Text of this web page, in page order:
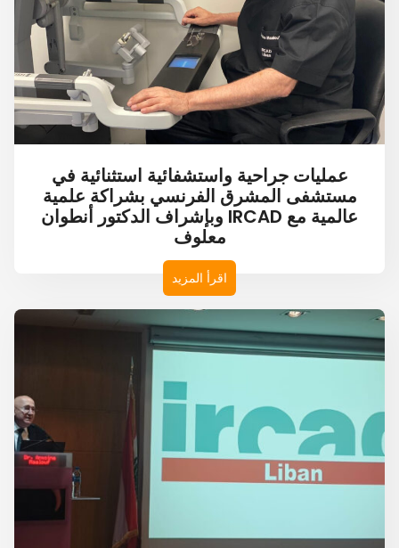
عمليات جراحية واستشفائية استثنائية في
مستشفى المشرق الفرنسي بشراكة علمية
عالمية مع IRCAD وبإشراف الدكتور أنطوان
معلوف
اقرأ المزيد